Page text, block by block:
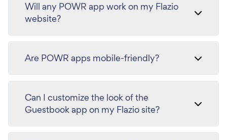
Will any POWR app work on my Flazio
website?
Are POWR apps mobile-friendly?
Can I customize the look of the
Guestbook app on my Flazio site?